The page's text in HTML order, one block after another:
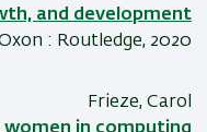
and development
: Routledge, 2020.
Frieze, Carol